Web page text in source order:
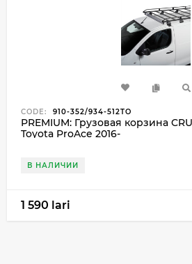
CODE: 910-352/934-512TO
PREMIUM: Грузовая корзина
Toyota ProAce 2016-
В НАЛИЧИИ
1 590 lari